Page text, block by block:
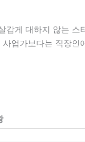
갑게 대하지 않는 스
업가보다는 직장인